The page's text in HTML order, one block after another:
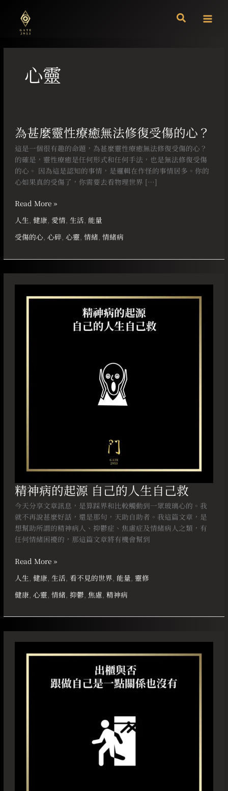
內
心靈
為甚麼靈性療癒無法修復受傷的心？
這是一個很有趣的命題，為甚麼靈性療癒無法修復受傷的心？
的確是，靈性療癒是任何形式和任何手法，也是無法修復受傷
的心。 因為這是認知的事情，是邏輯在作怪的事情居多。你的
心如果真的受傷了，你需要去看物理世界 […]
麼
性
療
癒
無
修
復
受
傷
Read More »
人生,健康, 愛情,生活, 能量
受傷的心,心碎,心靈,情緒,情緒病
精神病的起源 自己的人生自己救
今天分享文章訊息，是算踩界和比較觸動到一眾玻璃心的。我
就不再說甚麼好話，還是那句，天助自助者。我這篇文章，是
想幫助所謂的精神病人、抑鬱症、焦慮症及情緒病人之類，有
任何情緒困擾的，那這篇文章將有機會幫到
Read More »
人生 ,健康,生活,看不見的世界, 能量,靈修
健康,心靈,情緒,抑鬱, 焦慮,精神病